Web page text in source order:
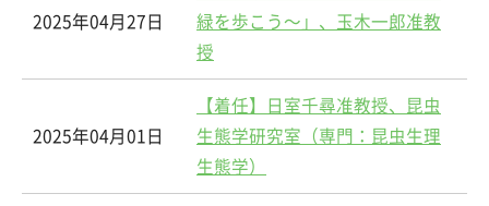
2025年04月27日
緑を歩こう～」、玉木一郎准教
授
2025年04月01日
【着任】日室千尋准教授、昆虫
生態学研究室（専門：昆虫生理
生態学）